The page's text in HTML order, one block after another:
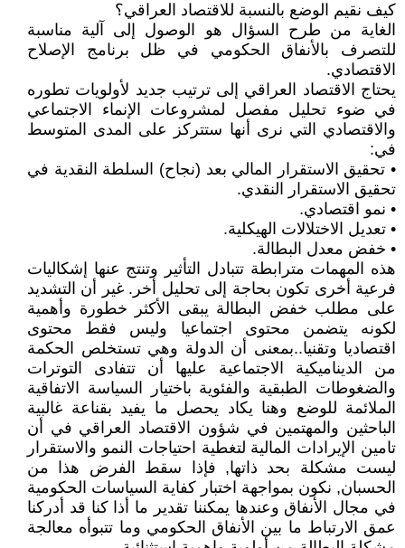
كيف نقيم الوضع بالنسبة للاقتصاد العراقي؟
الغاية من طرح السؤال هو الوصول إلى آلية مناسبة
للتصرف بالأنفاق الحكومي في ظل برنامج الإصلاح
الاقتصادي.
يحتاج الاقتصاد العراقي إلى ترتيب جديد لأولويات تطوره
في ضوء تحليل مفصل لمشروعات الإنماء الاجتماعي
والاقتصادي التي نرى أنها ستتركز على المدى المتوسط
في:
• تحقيق الاستقرار المالي بعد (نجاح) السلطة النقدية في
تحقيق الاستقرار النقدي.
• نمو اقتصادي.
• تعديل الاختلالات الهيكلية.
• خفض معدل البطالة.
هذه المهمات مترابطة تتبادل التأثير وتنتج عنها إشكاليات
فرعية أخرى تكون بحاجة إلى تحليل أخر. غير أن التشديد
على مطلب خفض البطالة يبقى الأكثر خطورة وأهمية
لكونه يتضمن محتوى اجتماعيا وليس فقط محتوى
اقتصاديا وتقنيا..بمعنى أن الدولة وهي تستخلص الحكمة
من الديناميكية الاجتماعية عليها أن تتفادى التوترات
والضغوطات الطبقية والفئوية باختيار السياسة الاتفاقية
الملائمة للوضع وهنا يكاد يحصل ما يفيد بقناعة غالبية
الباحثين والمهتمين في شؤون الاقتصاد العراقي في أن
تامين الإيرادات المالية لتغطية احتياجات النمو والاستقرار
ليست مشكلة بحد ذاتها, فإذا سقط الفرض هذا من
الحسبان, نكون بمواجهة اختبار كفاية السياسات الحكومية
في مجال الأنفاق وعندها يمكننا تقدير ما أذا كنا قد أدركنا
عمق الارتباط ما بين الأنفاق الحكومي وما تتبوأه معالجة